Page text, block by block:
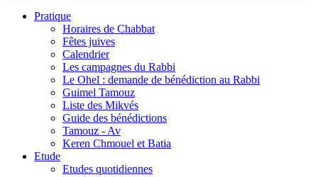
Pratique
Horaires de Chabbat
Fêtes juives
Calendrier
Les campagnes du Rabbi
Le Ohel : demande de bénédiction au Rabbi
Guimel Tamouz
Liste des Mikvés
Guide des bénédictions
Tamouz - Av
Keren Chmouel et Batia
Etude
Etudes quotidiennes